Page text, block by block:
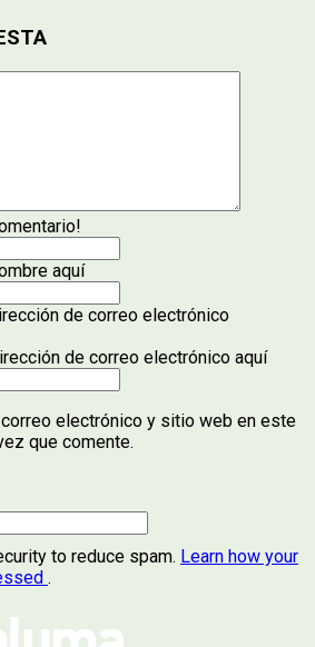
aquí
de correo electrónico
de correo electrónico aquí
correo electrónico y sitio web en este
que comente.
to reduce spam. Learn how your
.